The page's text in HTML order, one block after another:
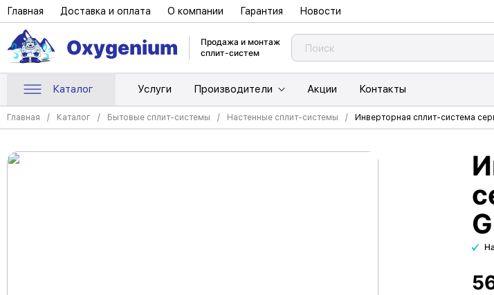
Главная Доставка и оплата О компании Гарантия Новости
Oxygenium
Продажа и монтаж
сплит-систем
Каталог Услуги Производители Акции Контакты
Главная Каталог Бытовые сплит-системы Настенные сплит-системы Инверторная сплит-система